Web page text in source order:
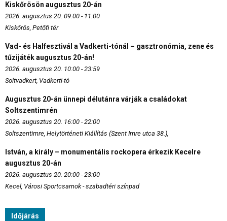
Kiskőrösön augusztus 20-án
2026. augusztus 20. 09:00 - 11:00
Kiskőrös, Petőfi tér
Vad- és Halfesztivál a Vadkerti-tónál – gasztronómia, zene és
tűzijáték augusztus 20-án!
2026. augusztus 20. 10:00 - 23:59
Soltvadkert, Vadkerti-tó
Augusztus 20-án ünnepi délutánra várják a családokat
Soltszentimrén
2026. augusztus 20. 16:00 - 22:00
Soltszentimre, Helytörténeti Kiállítás (Szent Imre utca 38.),
István, a király – monumentális rockopera érkezik Kecelre
augusztus 20-án
2026. augusztus 20. 20:00 - 23:00
Kecel, Városi Sportcsarnok - szabadtéri színpad
Időjárás